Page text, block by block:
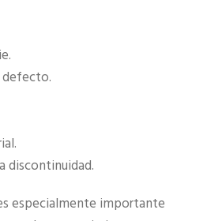
discontinuidad.
especialmente importante